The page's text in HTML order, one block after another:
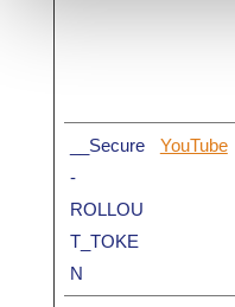
__Secure
-
ROLLOU
T_TOKE
N
YouTube